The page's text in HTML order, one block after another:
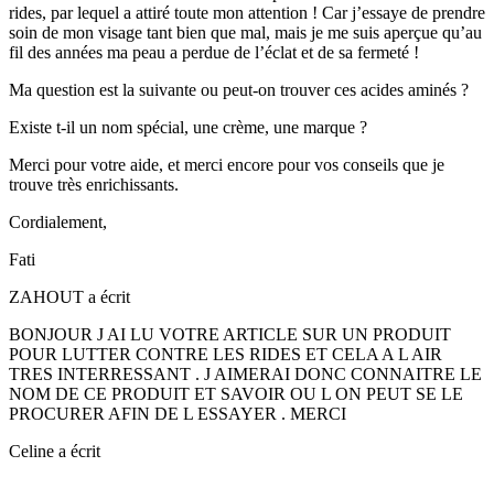
rides, par lequel a attiré toute mon attention ! Car j’essaye de prendre
soin de mon visage tant bien que mal, mais je me suis aperçue qu’au
fil des années ma peau a perdue de l’éclat et de sa fermeté !
Ma question est la suivante ou peut-on trouver ces acides aminés ?
Existe t-il un nom spécial, une crème, une marque ?
Merci pour votre aide, et merci encore pour vos conseils que je
trouve très enrichissants.
Cordialement,
Fati
ZAHOUT a écrit
BONJOUR J AI LU VOTRE ARTICLE SUR UN PRODUIT
POUR LUTTER CONTRE LES RIDES ET CELA A L AIR
TRES INTERRESSANT . J AIMERAI DONC CONNAITRE LE
NOM DE CE PRODUIT ET SAVOIR OU L ON PEUT SE LE
PROCURER AFIN DE L ESSAYER . MERCI
Celine a écrit